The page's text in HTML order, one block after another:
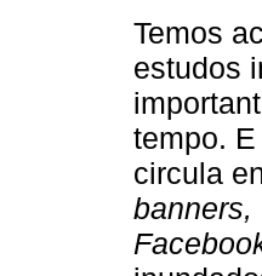
Temos
estudos
tempo.
circula
banners,